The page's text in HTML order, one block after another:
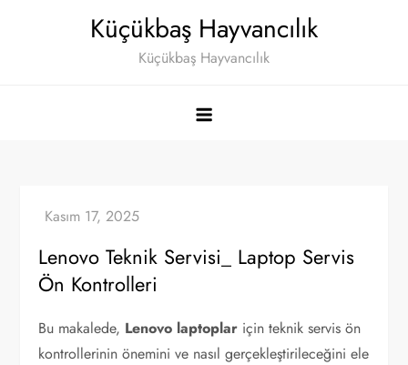
Küçükbaş Hayvancılık
Küçükbaş Hayvancılık
Lenovo Teknik Servisi_ Laptop Servis
Ön Kontrolleri
Bu makalede, Lenovo laptoplar için teknik servis ön
kontrollerinin önemini ve nasıl gerçekleştirileceğini ele